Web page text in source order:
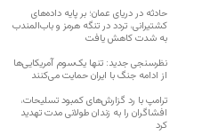
حادثه در دریای عمان؛ بر پایه داده‌های
کشتیرانی، تردد در تنگه هرمز و باب‌المندب
به شدت کاهش یافت
نظرسنجی جدید: تنها یک‌سوم آمریکایی‌ها
از ادامه جنگ با ایران حمایت می‌کنند
ترامپ با رد گزارش‌های کمبود تسلیحات،
افشاگران را به زندان طولانی مدت تهدید
کرد